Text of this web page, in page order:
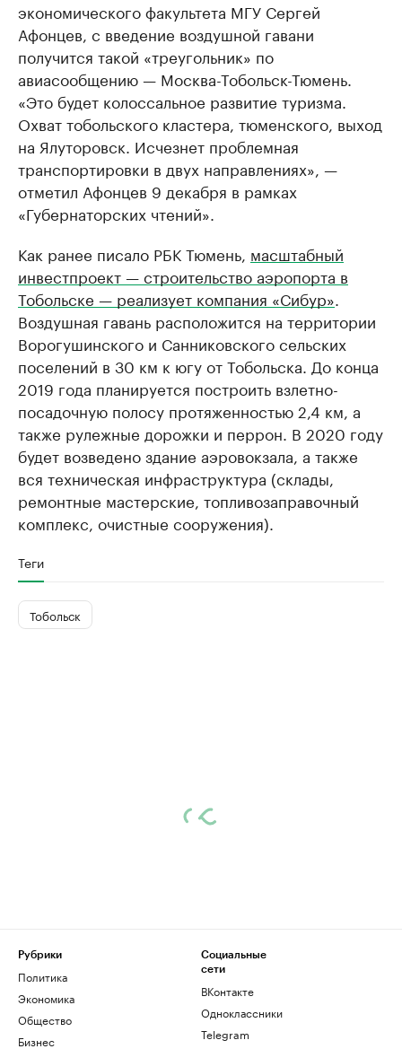
экономического факультета МГУ Сергей
Афонцев, с введение воздушной гавани
получится такой «треугольник» по
авиасообщению — Москва-Тобольск-Тюмень.
«Это будет колоссальное развитие туризма.
Охват тобольского кластера, тюменского, выход
на Ялуторовск. Исчезнет проблемная
транспортировки в двух направлениях», —
отметил Афонцев 9 декабря в рамках
«Губернаторских чтений».
Как ранее писало РБК Тюмень, масштабный
инвестпроект — строительство аэропорта в
Тобольске — реализует компания «Сибур»
Воздушная гавань расположится на территории
Ворогушинского и Санниковского сельских
поселений в 30 км к югу от Тобольска. До конца
2019 года планируется построить взлетно-
посадочную полосу протяженностью 2,4 км, а
также рулежные дорожки и перрон. В 2020 году
будет возведено здание аэровокзала, а также
вся техническая инфраструктура (склады,
ремонтные мастерские, топливозаправочный
комплекс, очистные сооружения).
Теги
Тобольск
Рубрики
Политика
Экономика
Общество
Бизнес
Социальные
сети
ВКонтакте
Одноклассники
Telegram